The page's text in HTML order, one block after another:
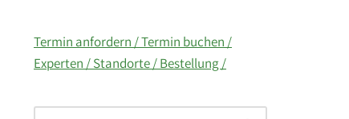
Termin anfordern /Termin buchen /
Experten /Standorte /Bestellung /